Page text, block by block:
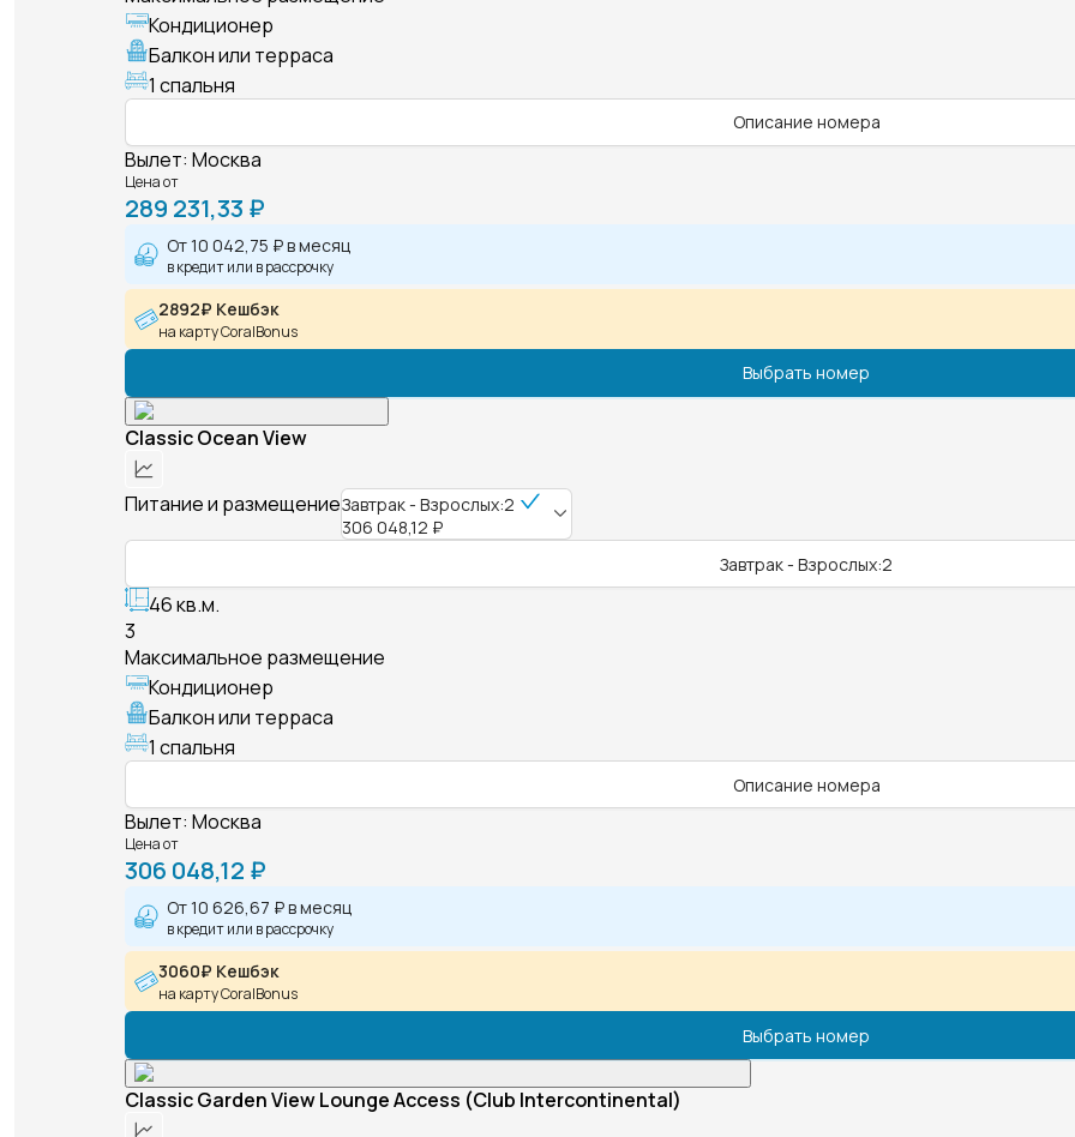
Кондиционер
Балкон или терраса
1 спальня
Описание номера
Вылет: Москва
Цена от
289 231,33 ₽
От10 042,75 ₽в месяц
в кредит или в рассрочку
2892₽ Кешбэк
на карту CoralBonus
Выбрать номер
Classic Ocean View
Питание и размещениеЗавтрак - Взрослых:2
306 048,12 ₽
Завтрак - Взрослых:2
46 кв.м.
3
Максимальное размещение
Кондиционер
Балкон или терраса
1 спальня
Описание номера
Вылет: Москва
Цена от
306 048,12 ₽
От10 626,67 ₽в месяц
в кредит или в рассрочку
3060₽ Кешбэк
на карту CoralBonus
Выбрать номер
Classic Garden View Lounge Access (Club Intercontinental)